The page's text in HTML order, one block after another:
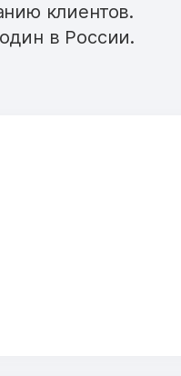
клиентов.
в России.